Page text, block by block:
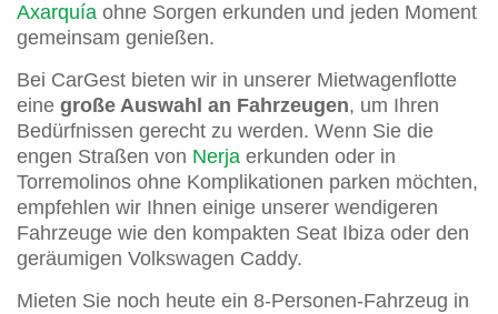
Axarquía ohne Sorgen erkunden und jeden Moment
gemeinsam genießen.
Bei CarGest bieten wir in unserer Mietwagenflotte
eine große Auswahl an Fahrzeugen, um Ihren
Bedürfnissen gerecht zu werden. Wenn Sie die
engen Straßen von Nerja erkunden oder in
Torremolinos ohne Komplikationen parken möchten,
empfehlen wir Ihnen einige unserer wendigeren
Fahrzeuge wie den kompakten Seat Ibiza oder den
geräumigen Volkswagen Caddy.
Mieten Sie noch heute ein 8-Personen-Fahrzeug in